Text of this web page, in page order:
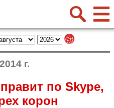
г.
по Skype,
корон